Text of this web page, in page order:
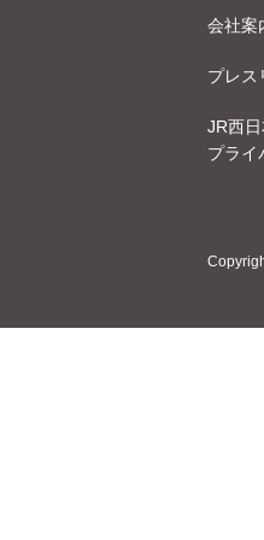
会社案
プレス
JR西
プライ